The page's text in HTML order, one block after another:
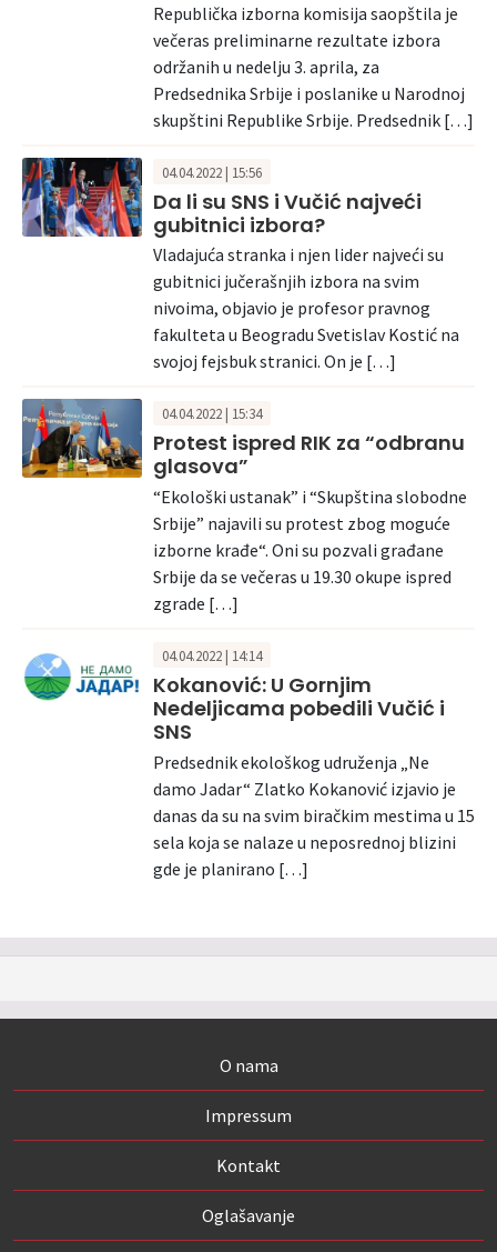
Republička izborna komisija saopštila je
večeras preliminarne rezultate izbora
održanih u nedelju 3. aprila, za
Predsednika Srbije i poslanike u Narodnoj
skupštini Republike Srbije. Predsednik […]
04.04.2022 | 15:56
Da li su SNS i Vučić najveći
gubitnici izbora?
Vladajuća stranka i njen lider najveći su
gubitnici jučerašnjih izbora na svim
nivoima, objavio je profesor pravnog
fakulteta u Beogradu Svetislav Kostić na
svojoj fejsbuk stranici. On je […]
04.04.2022 | 15:34
Protest ispred RIK za “odbranu
glasova”
“Ekološki ustanak” i “Skupština slobodne
Srbije” najavili su protest zbog moguće
izborne krađe“. Oni su pozvali građane
Srbije da se večeras u 19.30 okupe ispred
zgrade […]
04.04.2022 | 14:14
Kokanović: U Gornjim
Nedeljicama pobedili Vučić i
SNS
Predsednik ekološkog udruženja „Ne
damo Jadar“ Zlatko Kokanović izjavio je
danas da su na svim biračkim mestima u 15
sela koja se nalaze u neposrednoj blizini
gde je planirano […]
O nama
Impressum
Kontakt
Oglašavanje